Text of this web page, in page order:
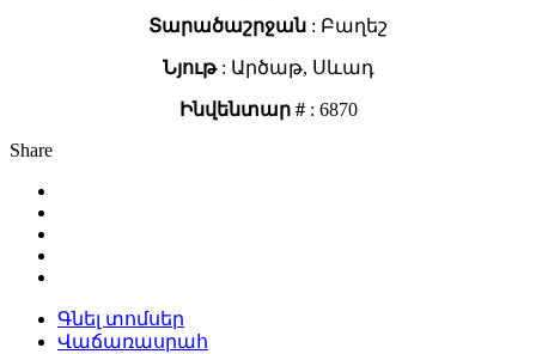
Տարածաշրջան : Բաղեշ
Նյութ: Արծաթ, Սևադ
Ինվենտար #: 6870
Share
Գնել տոմսեր
Վաճառասրահ